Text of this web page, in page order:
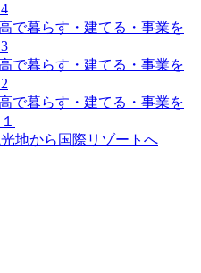
高で暮らす・建てる・事業を
高で暮らす・建てる・事業を
高で暮らす・建てる・事業を
地から国際リゾートへ